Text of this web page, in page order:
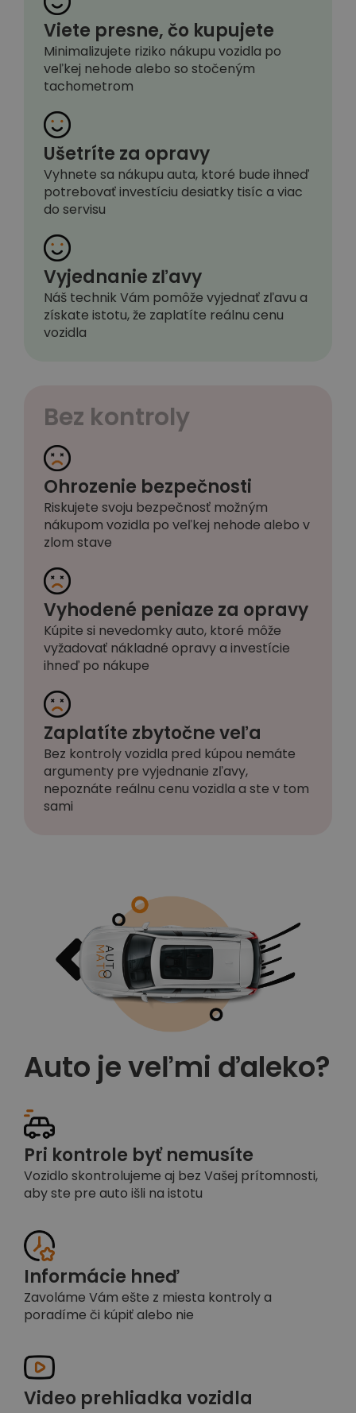
Viete presne, čo kupujete
Minimalizujete riziko nákupu vozidla po
veľkej nehode alebo so stočeným
tachometrom
Ušetríte za opravy
Vyhnete sa nákupu auta, ktoré bude ihneď
potrebovať investíciu desiatky tisíc a viac
do servisu
Vyjednanie zľavy
Náš technik Vám pomôže vyjednať zľavu a
získate istotu, že zaplatíte reálnu cenu
vozidla
Bez kontroly
Ohrozenie bezpečnosti
Riskujete svoju bezpečnosť možným
nákupom vozidla po veľkej nehode alebo v
zlom stave
Vyhodené peniaze za opravy
Kúpite si nevedomky auto, ktoré môže
vyžadovať nákladné opravy a investície
ihneď po nákupe
Zaplatíte zbytočne veľa
Bez kontroly vozidla pred kúpou nemáte
argumenty pre vyjednanie zľavy,
nepoznáte reálnu cenu vozidla a ste v tom
sami
Auto je veľmi ďaleko?
Pri kontrole byť nemusíte
Vozidlo skontrolujeme aj bez Vašej prítomnosti,
aby ste pre auto išli na istotu
Informácie hneď
Zavoláme Vám ešte z miesta kontroly a
poradíme či kúpiť alebo nie
Video prehliadka vozidla